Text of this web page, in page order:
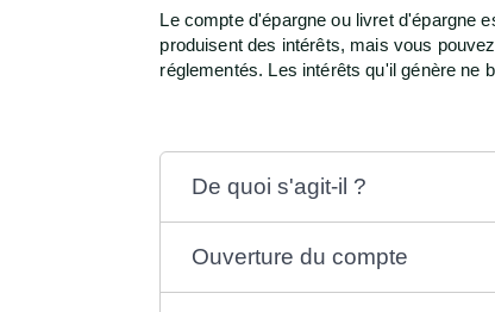
Le compte d'épargne ou livret d'épargne
produisent des intérêts, mais vous
réglementés. Les intérêts qu'il génère ne
De quoi s'agit-il ?
Ouverture du compte